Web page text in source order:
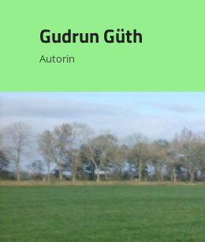
Gudrun Güth
Autorin